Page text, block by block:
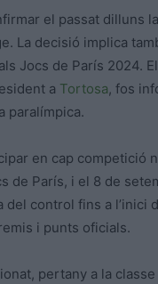
el passat dilluns
La decisió implica
Jocs de París 2024.
a Tortosa, fos
paralímpica.
en cap
de París, i el 8 de
control fins a l’inici
i punts oficials.
pertany a la